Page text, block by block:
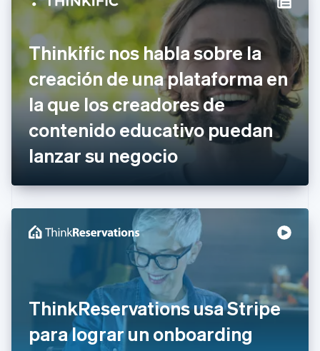
Thinkific nos habla sobre la
creación de una plataforma en
la que los creadores de
contenido educativo puedan
lanzar su negocio
ThinkReservations usa Stripe
para lograr un onboarding
Chipre
English
Croacia
EnglishItaliano
Dinamarca
English
Emiratos Árabes Unidos
English
Eslovaquia
Eslovenia
España
English Español 简体中文
Svenska
Francia
FrançaisEnglish
Gibraltar
English